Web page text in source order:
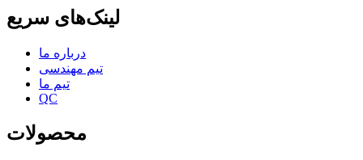
لینک‌های سریع
درباره ما
تیم مهندسی
تیم ما
QC
محصولات